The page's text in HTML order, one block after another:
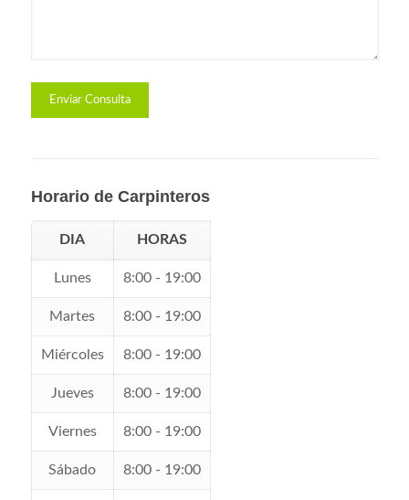
Horario de Carpinteros
DIA HORAS
Lunes 8:00 - 19:00
Martes 8:00 - 19:00
Miércoles 8:00 - 19:00
Jueves 8:00 - 19:00
Viernes 8:00 - 19:00
Sábado 8:00 - 19:00